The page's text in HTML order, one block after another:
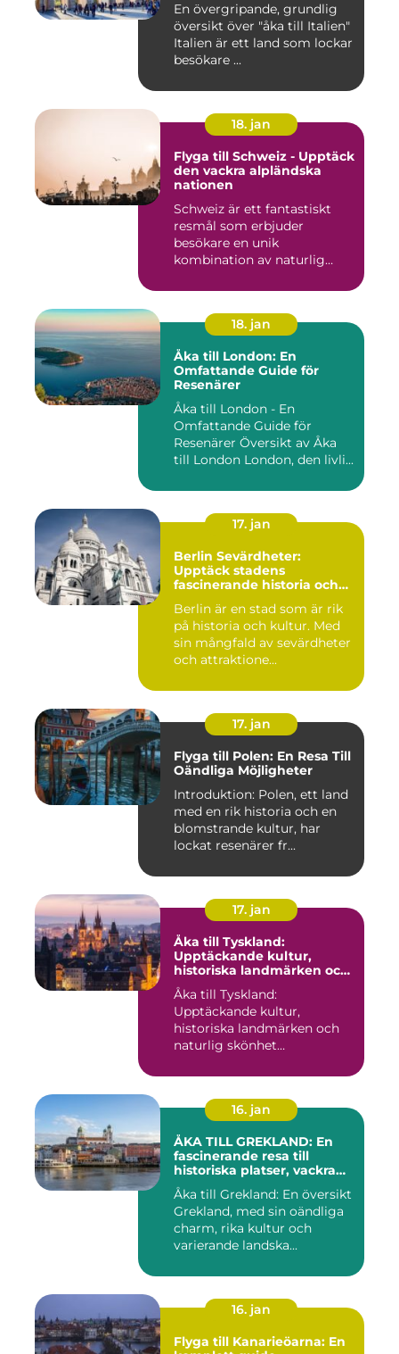
En övergripande, grundlig
översikt över "åka till Italien"
Italien är ett land som lockar
besökare ...
18. jan
Flyga till Schweiz - Upptäck
den vackra alpländska
nationen
Schweiz är ett fantastiskt
resmål som erbjuder
besökare en unik
kombination av naturlig
18. jan
Åka till London: En
Omfattande Guide för
Resenärer
Åka till London - En
Omfattande Guide för
Resenärer Översikt av Åka
till London London, den livli...
17. jan
Berlin Sevärdheter:
Upptäck stadens
fascinerande historia och
Berlin är en stad som är rik
på historia och kultur. Med
sin mångfald av sevärdheter
och attraktione...
17. jan
Flyga till Polen: En Resa Till
Oändliga Möjligheter
Introduktion: Polen, ett land
med en rik historia och en
blomstrande kultur, har
lockat resenärer fr...
17. jan
Åka till Tyskland:
Upptäckande kultur,
historiska landmärken och
naturlig skönhet
Åka till Tyskland:
Upptäckande kultur,
historiska landmärken och
naturlig skönhet
16. jan
ÅKA TILL GREKLAND: En
fascinerande resa till
historiska platser, vackra
stränder och lockande
kulturer
Åka till Grekland: En översikt
Grekland, med sin oändliga
charm, rika kultur och
varierande landska...
16. jan
Flyga till Kanarieöarna: En